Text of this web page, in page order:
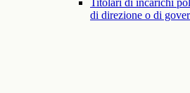
Titolari di incarichi
di direzione o di